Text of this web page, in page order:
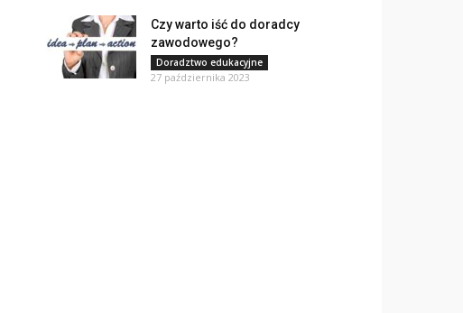
Czy warto iść do doradcy
zawodowego?
Doradztwo edukacyjne
27 października 2023